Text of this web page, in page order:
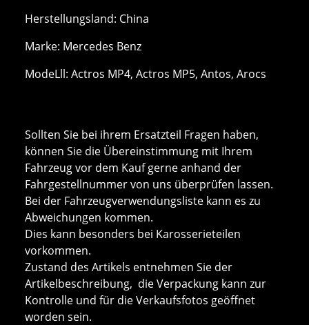
Herstellungsland: China
Marke: Mercedes Benz
ModeLll: Actros MP4, Actros MP5, Antos, Arocs
Sollten Sie bei ihrem Ersatzteil Fragen haben,
können Sie die Übereinstimmung mit Ihrem
Fahrzeug vor dem Kauf gerne anhand der
Fahrgestellnummer von uns überprüfen lassen.
Bei der Fahrzeugverwendungsliste kann es zu
Abweichungen kommen.
Dies kann besonders bei Karosserieteilen
vorkommen.
Zustand des Artikels entnehmen Sie der
Artikelbeschreibung, die Verpackung kann zur
Kontrolle und für die Verkaufsfotos geöffnet
worden sein.